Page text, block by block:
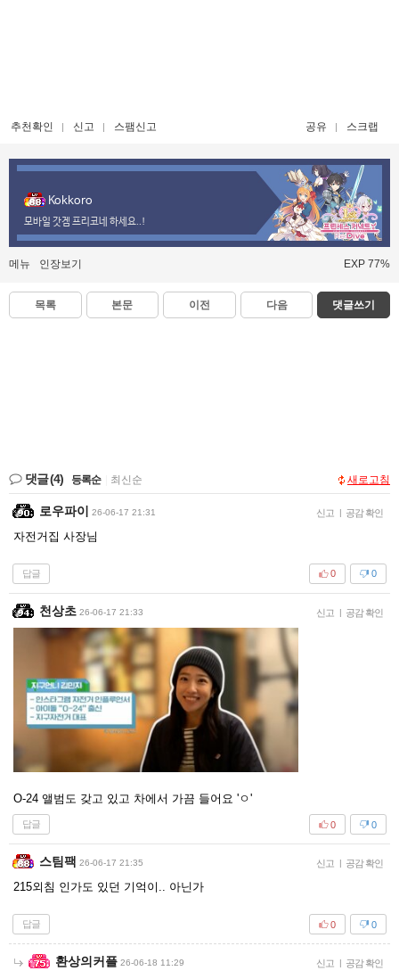
추천확인 신고 스팸신고 공유 스크랩
Kokkoro
모바일 갓겜 프리코네 하세요..!
메뉴 인장보기 EXP 77%
목록 본문 이전 다음 댓글쓰기
댓글(4) 등록순 최신순 새로고침
로우파이 26-06-17 21:31 신고 | 공감 확인
자전거집 사장님
답글 0
0
천상초 26-06-17 21:33 신고 | 공감 확인
O-24 앨범도 갖고 있고 차에서 가끔 들어요 'ㅇ'
답글 0
0
스팀팩 26-06-17 21:35 신고 공감 확인
215외침 인가도 있던 기억이.. 아닌가
답글 0
0
환상의커플 26-06-18 11:29 신고 공감 확인